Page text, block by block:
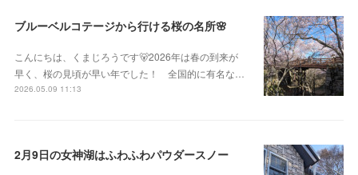
ブルーベルコテージから行ける桜の名所🌸
こんにちは、くまじろうです🐻2026年は春の到来が
早く、桜の見頃が早い年でした！ 全国的に有名な…
2026.05.09 11:13
2月9日の女神湖はふわふわパウダースノー